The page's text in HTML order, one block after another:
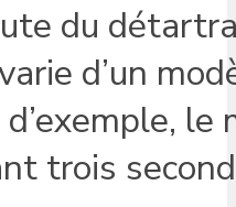
du
d’un
trois